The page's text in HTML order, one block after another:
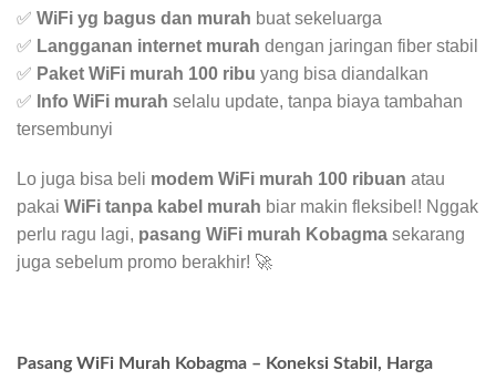
✅ WiFi yg bagus dan murah buat sekeluarga
✅ Langganan internet murah dengan jaringan fiber stabil
✅ Paket WiFi murah 100 ribu yang bisa diandalkan
✅ Info WiFi murah selalu update, tanpa biaya tambahan
tersembunyi
Lo juga bisa beli modem WiFi murah 100 ribuan atau
pakai WiFi tanpa kabel murah biar makin fleksibel! Nggak
perlu ragu lagi, pasang WiFi murah Kobagma sekarang
juga sebelum promo berakhir! 🚀
Pasang WiFi Murah Kobagma – Koneksi Stabil, Harga